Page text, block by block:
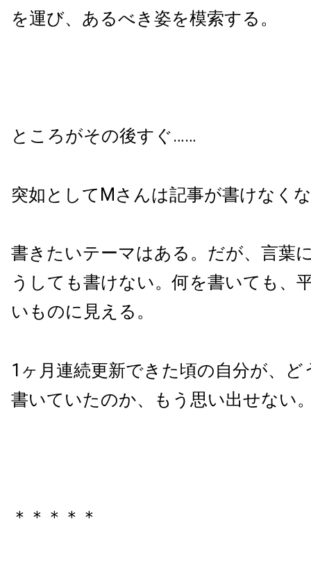
を運び、あるべき姿を模索する。
ところがその後すぐ……
突如としてMさんは記事が書けなく
書きたいテーマはある。だが、言葉
うしても書けない。何を書いても、
いものに見える。
1ヶ月連続更新できた頃の自分が、
書いていたのか、もう思い出せない
＊＊＊＊＊